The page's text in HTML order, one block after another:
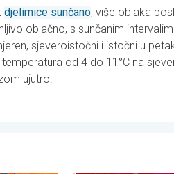
djelimice sunčano, više oblaka
oblačno, s sunčanim
sjeveroistočni i istočni u
temperatura od 4 do 11°C na
ujutro.